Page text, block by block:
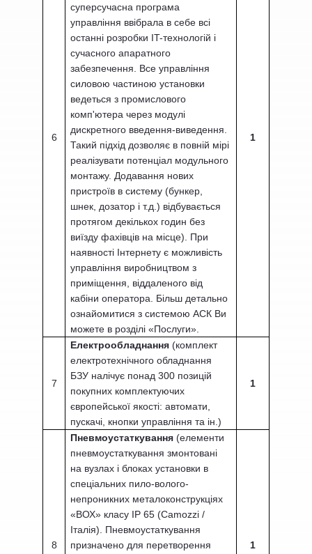
6
суперсучасна програма
управління ввібрала в себе всі
останні розробки IT-технологій і
сучасного апаратного
забезпечення. Все управління
силовою частиною установки
ведеться з промислового
комп'ютера через модулі
дискретного введення-виведення.
Такий підхід дозволяє в повній мірі
реалізувати потенціал модульного
монтажу. Додавання нових
пристроїв в систему (бункер,
шнек, дозатор і т.д.) відбувається
протягом декількох годин без
виїзду фахівців на місце). При
наявності Інтернету є можливість
управління виробництвом з
приміщення, віддаленого від
кабіни оператора. Більш детально
ознайомитися з системою АСК Ви
можете в розділі «Послуги».
1
7
Електрообладнання (комплект
електротехнічного обладнання
БЗУ налічує понад 300 позицій
покупних комплектуючих
європейської якості: автомати,
пускачі, кнопки управліннята ін.)
1
8
Пневмоустаткування (елементи
пневмоустаткування змонтовані
на вузлах і блоках установки в
спеціальних пило-волого-
непроникних металоконструкціях
«ВОХ» класу IP 65 (Camozzi /
Італія). Пневмоустаткування
призначено для перетворення
1